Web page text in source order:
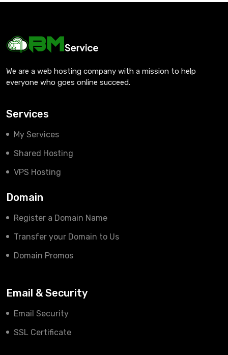
We are a web hosting company with a mission to help
everyone who goes online succeed.
Services
My Services
Shared Hosting
VPS Hosting
Domain
Register a Domain Name
Transfer your Domain to Us
Domain Promos
Email & Security
Email Security
SSL Certificate